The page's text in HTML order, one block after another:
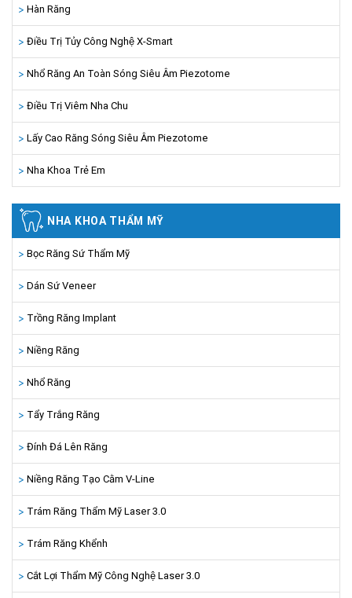
Hàn Răng
Điều Trị Tủy Công Nghệ X-Smart
Nhổ Răng An Toàn Sóng Siêu Âm Piezotome
Điều Trị Viêm Nha Chu
Lấy Cao Răng Sóng Siêu Âm Piezotome
Nha Khoa Trẻ Em
NHA KHOA THẨM MỸ
Bọc Răng Sứ Thẩm Mỹ
Dán Sứ Veneer
Trồng Răng Implant
Niềng Răng
Nhổ Răng
Tẩy Trắng Răng
Đính Đá Lên Răng
Niềng Răng Tạo Cằm V-Line
Trám Răng Thẩm Mỹ Laser 3.0
Trám Răng Khểnh
Cắt Lợi Thẩm Mỹ Công Nghệ Laser 3.0